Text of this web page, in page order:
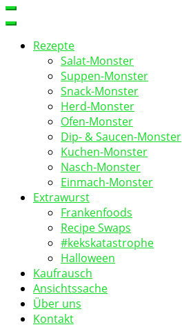
Rezepte
Salat-Monster
Suppen-Monster
Snack-Monster
Herd-Monster
Ofen-Monster
Dip- & Saucen-Monster
Kuchen-Monster
Nasch-Monster
Einmach-Monster
Extrawurst
Frankenfoods
Recipe Swaps
#kekskatastrophe
Halloween
Kaufrausch
Ansichtssache
Über uns
Kontakt